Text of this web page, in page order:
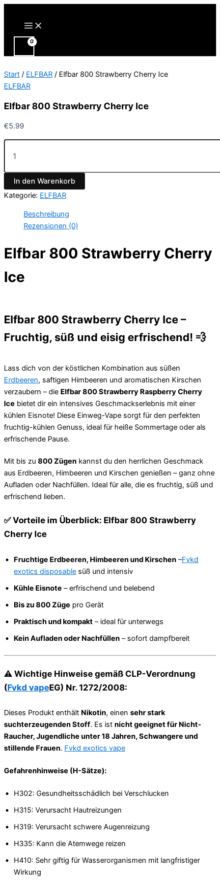
Main
Menu
Start / ELFBAR / Elfbar 800 Strawberry Cherry Ice
ELFBAR
Elfbar 800 Strawberry Cherry Ice
€5.99
Elfbar
800
Cherry
Menge
In den Warenkorb
Kategorie: ELFBAR
Beschreibung
Rezensionen (0)
Elfbar 800 Strawberry Cherry
Ice
Elfbar 800 Strawberry Cherry Ice –
Fruchtig, süß und eisig erfrischend! 💨
Lass dich von der köstlichen Kombination aus süßen
Erdbeeren, saftigen Himbeeren und aromatischen Kirschen
verzaubern – die Elfbar 800 Strawberry Raspberry Cherry
Ice bietet dir ein intensives Geschmackserlebnis mit einer
kühlen Eisnote! Diese Einweg-Vape sorgt für den perfekten
fruchtig-kühlen Genuss, ideal für heiße Sommertage oder als
erfrischende Pause.
Mit bis zu 800 Zügen kannst du den herrlichen Geschmack
aus Erdbeeren, Himbeeren und Kirschen genießen – ganz ohne
Aufladen oder Nachfüllen. Ideal für alle, die es fruchtig, süß und
erfrischend lieben.
✅ Vorteile im Überblick: Elfbar 800 Strawberry
Cherry Ice
Fruchtige Erdbeeren, Himbeeren und Kirschen –Fvkd
exotics disposable süß und intensiv
Kühle Eisnote – erfrischend und belebend
Bis zu 800 Züge pro Gerät
Praktisch und kompakt – ideal für unterwegs
Kein Aufladen oder Nachfüllen – sofort dampfbereit
⚠️ Wichtige Hinweise gemäß CLP-Verordnung
(Fvkd vapeEG) Nr. 1272/2008:
Dieses Produkt enthält Nikotin, einen sehr stark
suchterzeugenden Stoff. Es ist nicht geeignet für Nicht-
Raucher, Jugendliche unter 18 Jahren, Schwangere und
stillende Frauen. Fvkd exotics vape
Gefahrenhinweise (H-Sätze):
H302: Gesundheitsschädlich bei Verschlucken
H315: Verursacht Hautreizungen
H319: Verursacht schwere Augenreizung
H335: Kann die Atemwege reizen
H410: Sehr giftig für Wasserorganismen mit langfristiger
Wirkung